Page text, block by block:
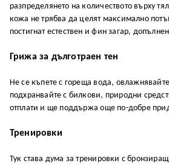
разпределянето на количеството върху
кожа не трябва да целят максимално
постигнат естествен и фин загар,
Грижа за дълготраен тен
Не се къпете с гореща вода,
подхранвайте с билкови, природни
отплати и ще поддържа още по-добре
Тренировки
Тук става дума за тренировки с